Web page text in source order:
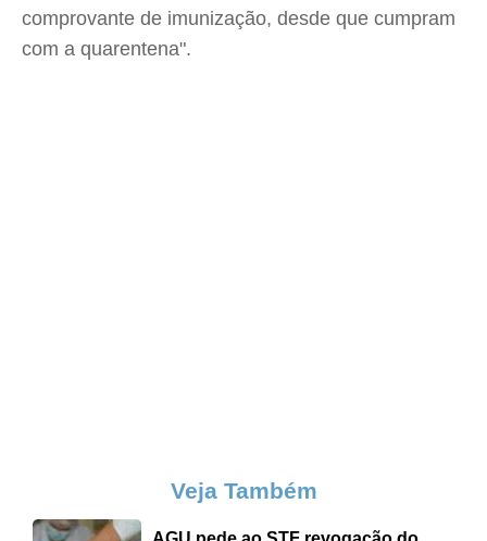
comprovante de imunização, desde que cumpram
com a quarentena".
Veja Também